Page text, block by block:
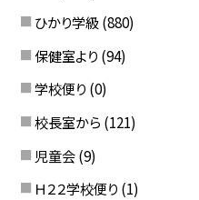
ひかり学級 (880)
保健室より (94)
学校便り (0)
校長室から (121)
児童会 (9)
Ｈ２２学校便り (1)